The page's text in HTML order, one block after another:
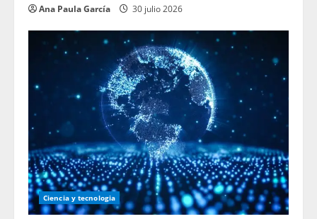
Ana Paula García 30 julio 2026
Ciencia y tecnologia